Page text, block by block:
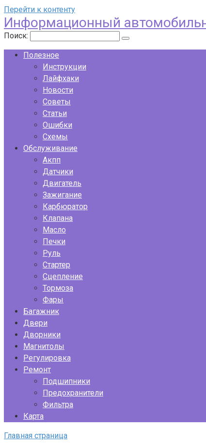
Перейти к контенту
Информационный
Поиск:
Полезное
Инструкции
Лайфхаки
Новости
Советы
Статьи
Ошибки
Схемы
Обслуживание
Акпп
Датчики
Двигатель
Зажигание
Карбюратор
Клапана
Масло
Печки
Руль
Стартер
Сцепление
Тормоза
Фары
Багажник
Двери
Дворники
Магнитолы
Регулировка
Ремонт
Подшипники
Предохранители
Фильтра
Карта
Главная страница